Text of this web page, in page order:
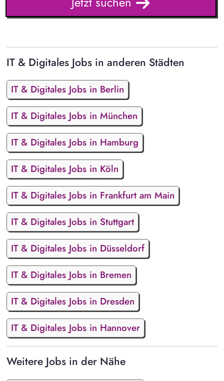
IT & Digitales Jobs in anderen Städten
IT & Digitales Jobs in Berlin
IT & Digitales Jobs in München
IT & Digitales Jobs in Hamburg
IT & Digitales Jobs in Köln
IT & Digitales Jobs in Frankfurt am Main
IT & Digitales Jobs in Stuttgart
IT & Digitales Jobs in Düsseldorf
IT & Digitales Jobs in Bremen
IT & Digitales Jobs in Dresden
IT & Digitales Jobs in Hannover
Weitere Jobs in der Nähe